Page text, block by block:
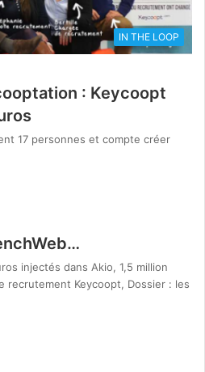
IN THE LOOP
: Keycoopt
17 personnes et compte créer
injectés dans Akio, 1,5 million
recrutement Keycoopt, Dossier : les